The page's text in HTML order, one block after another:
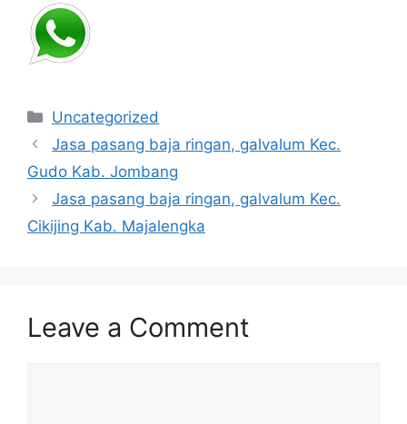
Categories
Uncategorized
Jasa pasang baja ringan, galvalum Kec.
Gudo Kab. Jombang
Jasa pasang baja ringan, galvalum Kec.
Cikijing Kab. Majalengka
Leave a Comment